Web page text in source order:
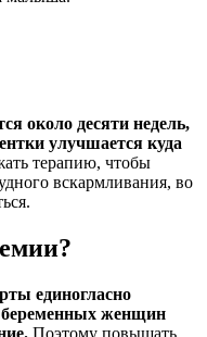
около десяти недель,
улучшается куда
терапию, чтобы
вскармливания, во
единогласно
женщин
Поэтому повышать